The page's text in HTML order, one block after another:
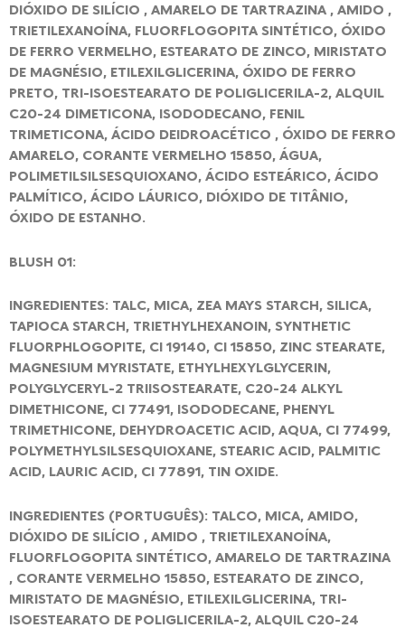
DIÓXIDO DE SILÍCIO , AMARELO DE TARTRAZINA , AMIDO ,
TRIETILEXANOÍNA, FLUORFLOGOPITA SINTÉTICO, ÓXIDO
DE FERRO VERMELHO, ESTEARATO DE ZINCO, MIRISTATO
DE MAGNÉSIO, ETILEXILGLICERINA, ÓXIDO DE FERRO
PRETO, TRI-ISOESTEARATO DE POLIGLICERILA-2, ALQUIL
C20-24 DIMETICONA, ISODODECANO, FENIL
TRIMETICONA, ÁCIDO DEIDROACÉTICO , ÓXIDO DE FERRO
AMARELO, CORANTE VERMELHO 15850, ÁGUA,
POLIMETILSILSESQUIOXANO, ÁCIDO ESTEÁRICO, ÁCIDO
PALMÍTICO, ÁCIDO LÁURICO, DIÓXIDO DE TITÂNIO,
ÓXIDO DE ESTANHO.
BLUSH 01:
INGREDIENTES: TALC, MICA, ZEA MAYS STARCH, SILICA,
TAPIOCA STARCH, TRIETHYLHEXANOIN, SYNTHETIC
FLUORPHLOGOPITE, CI 19140, CI 15850, ZINC STEARATE,
MAGNESIUM MYRISTATE, ETHYLHEXYLGLYCERIN,
POLYGLYCERYL-2 TRIISOSTEARATE, C20-24 ALKYL
DIMETHICONE, CI 77491, ISODODECANE, PHENYL
TRIMETHICONE, DEHYDROACETIC ACID, AQUA, CI 77499,
POLYMETHYLSILSESQUIOXANE, STEARIC ACID, PALMITIC
ACID, LAURIC ACID, CI 77891, TIN OXIDE.
INGREDIENTES (PORTUGUÊS): TALCO, MICA, AMIDO,
DIÓXIDO DE SILÍCIO , AMIDO , TRIETILEXANOÍNA,
FLUORFLOGOPITA SINTÉTICO, AMARELO DE TARTRAZINA
, CORANTE VERMELHO 15850, ESTEARATO DE ZINCO,
MIRISTATO DE MAGNÉSIO, ETILEXILGLICERINA, TRI-
ISOESTEARATO DE POLIGLICERILA-2, ALQUIL C20-24